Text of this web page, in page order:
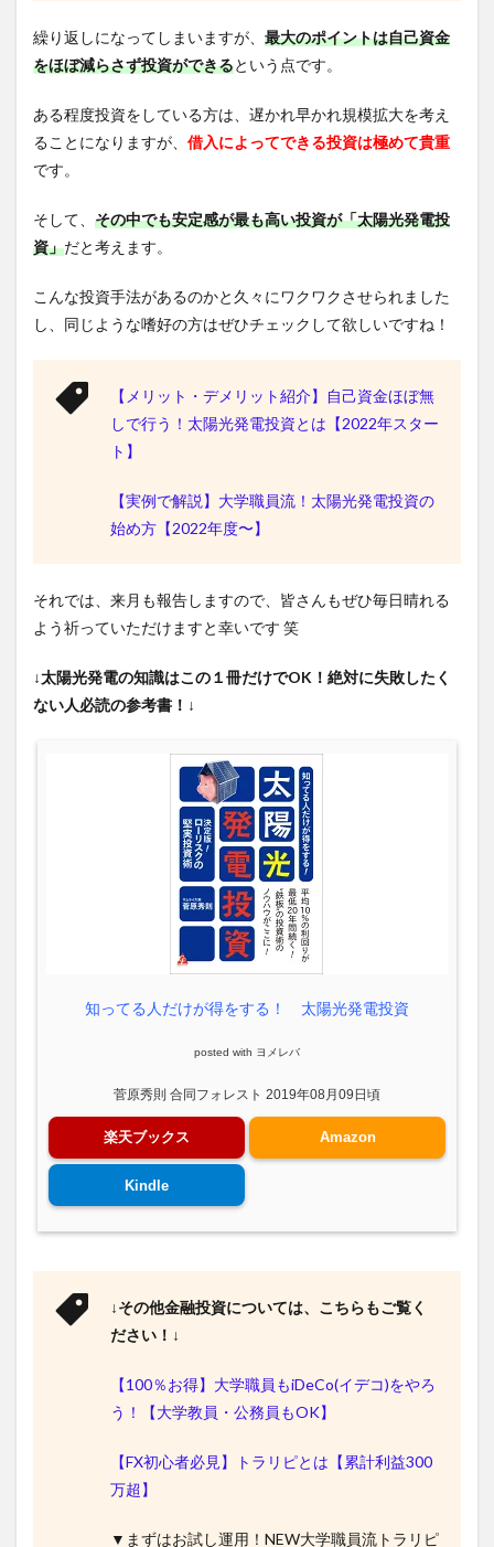
繰り返しになってしまいますが、 最大のポイントは自己資金
をほぼ減らさず投資ができるという点です。
ある程度投資をしている方は、遅かれ早かれ規模拡大を考え
ることになりますが、 借入によってできる投資は極めて貴重
です。
そして、 その中でも安定感が最も高い投資が「太陽光発電投
資」だと考えます。
こんな投資手法があるのかと久々にワクワクさせられました
し、同じような嗜好の方はぜひチェックして欲しいですね！
【メリット・デメリット紹介】自己資金ほぼ無
しで行う！太陽光発電投資とは【2022年スター
ト】
【実例で解説】大学職員流！太陽光発電投資の
始め方【2022年度〜】
それでは、来月も報告しますので、皆さんもぜひ毎日晴れる
よう祈っていただけますと幸いです 笑
↓太陽光発電の知識はこの１冊だけでOK！絶対に失敗したく
ない人必読の参考書！↓
知ってる人だけが得をする！ 太陽光発電投資
posted with ヨメレバ
菅原秀則 合同フォレスト 2019年08月09日頃
楽天ブックス Amazon
Kindle
↓その他金融投資については、こちらもご覧く
ださい！↓
【100％お得】大学職員もiDeCo(イデコ)をやろ
う！【大学教員・公務員もOK】
【FX初心者必見】トラリピとは【累計利益300
万超】
▼まずはお試し運用！NEW大学職員流トラリピ